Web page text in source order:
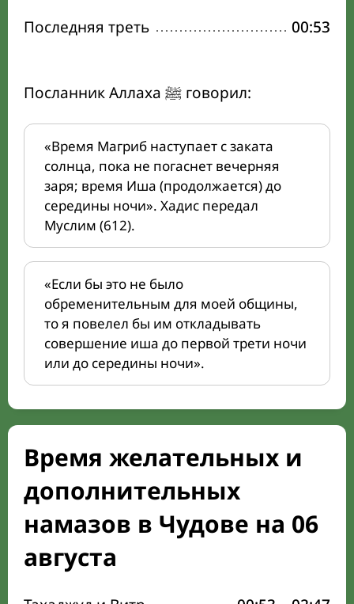
Последняя треть
00:53
Посланник Аллаха ﷺ говорил:
«Время Магриб наступает с заката
солнца, пока не погаснет вечерняя
заря; время Иша (продолжается) до
середины ночи». Хадис передал
Муслим (612).
«Если бы это не было
обременительным для моей общины,
то я повелел бы им откладывать
совершение иша до первой трети ночи
или до середины ночи».
Время желательных и
дополнительных
намазов в Чудове на 06
августа